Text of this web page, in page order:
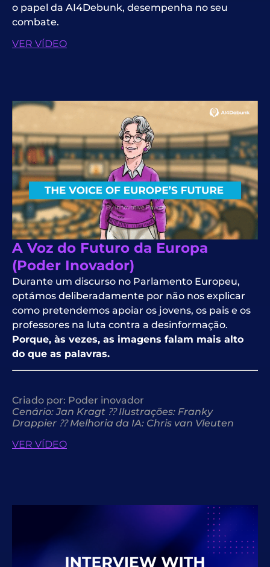
o papel da AI4Debunk, desempenha no seu
combate.
VER VÍDEO
A Voz do Futuro da Europa
(Poder Inovador)
Durante um discurso no Parlamento Europeu,
optámos deliberadamente por não nos explicar
como pretendemos apoiar os jovens, os pais e os
professores na luta contra a desinformação.
Porque, às vezes, as imagens falam mais alto
do que as palavras.
Criado por: Poder inovador
Cenário: Jan Kragt ⁇ Ilustrações: Franky
Drappier ⁇ Melhoria da IA: Chris van Vleuten
VER VÍDEO